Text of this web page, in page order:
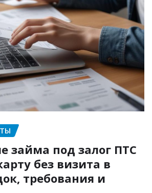
займа под залог ПТС
без визита в
требования и